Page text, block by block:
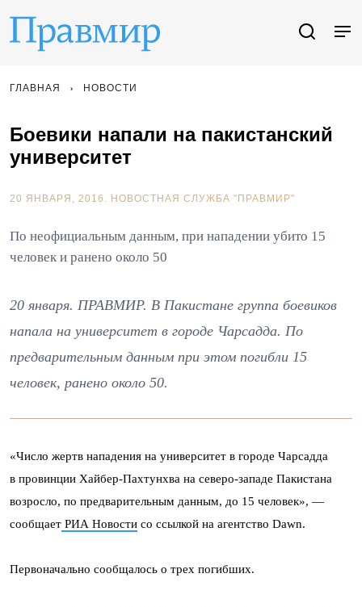
ГЛАВНАЯ НОВОСТИ
Боевики напали на пакистанский
университет
20 ЯНВАРЯ, 2016. НОВОСТНАЯ СЛУЖБА "ПРАВМИР"
По неофициальным данным, при нападении убито 15
человек и ранено около 50
20 января. ПРАВМИР. В Пакистане группа боевиков
напала на университет в городе Чарсадда. По
предварительным данным при этом погибли 15
человек, ранено около 50.
«Число жертв нападения на университет в городе Чарсадда
в провинции Хайбер-Пахтунхва на северо-западе Пакистана
возросло, по предварительным данным, до 15 человек», —
сообщает РИА Новости со ссылкой на агентство Dawn.
Первоначально сообщалось о трех погибших.